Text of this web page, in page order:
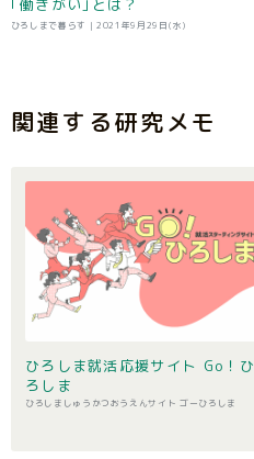
ひろしまで暮らす |2021年9月29日(水)
関連する研究メモ
ひろしま就活応援サイト Go！ひ
ろしま
ひろしましゅうかつおうえんサイト ゴーひろしま